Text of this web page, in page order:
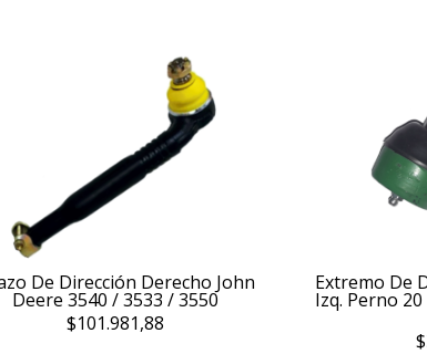
De Dirección Derecho John
Deere 3540 / 3533 / 3550
$101.981,88
Extremo De
Izq. Perno